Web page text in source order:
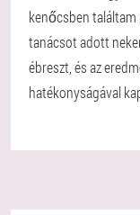
kenőcsben
tanácsot adott
ébreszt, és az
hatékonyságával